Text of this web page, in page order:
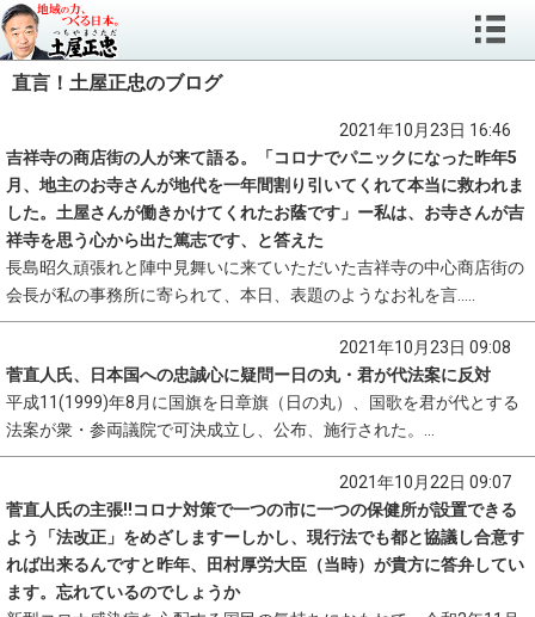
直言！土屋正忠のブログ
2021年10月23日 16:46
吉祥寺の商店街の人が来て語る。「コロナでパニックになった昨年5
月、地主のお寺さんが地代を一年間割り引いてくれて本当に救われま
した。土屋さんが働きかけてくれたお蔭です」ー私は、お寺さんが吉
祥寺を思う心から出た篤志です、と答えた
長島昭久頑張れと陣中見舞いに来ていただいた吉祥寺の中心商店街の
会長が私の事務所に寄られて、本日、表題のようなお礼を言.....
2021年10月23日 09:08
菅直人氏、日本国への忠誠心に疑問ー日の丸・君が代法案に反対
平成11(1999)年8月に国旗を日章旗（日の丸）、国歌を君が代とする
法案が衆・参両議院で可決成立し、公布、施行された。...
2021年10月22日 09:07
菅直人氏の主張‼コロナ対策で一つの市に一つの保健所が設置できる
よう「法改正」をめざしますーしかし、現行法でも都と協議し合意す
れば出来るんですと昨年、田村厚労大臣（当時）が貴方に答弁してい
ます。忘れているのでしょうか